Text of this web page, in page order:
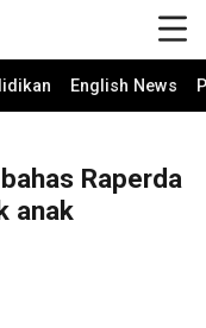
English News
Raperda
anak